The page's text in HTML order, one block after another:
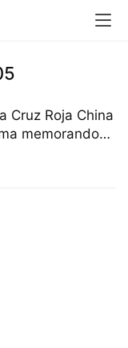
Cruz Roja China
memorando